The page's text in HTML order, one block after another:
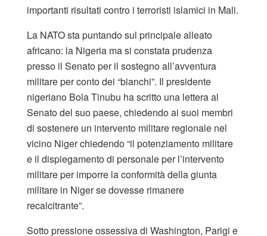
importanti risultati contro i terroristi islamici in Mali.
La NATO sta puntando sul principale alleato
africano: la Nigeria ma si constata prudenza
presso il Senato per il sostegno all’avventura
militare per conto dei “bianchi”. Il presidente
nigeriano Bola Tinubu ha scritto una lettera al
Senato del suo paese, chiedendo ai suoi membri
di sostenere un intervento militare regionale nel
vicino Niger chiedendo “il potenziamento militare
e il dispiegamento di personale per l’intervento
militare per imporre la conformità della giunta
militare in Niger se dovesse rimanere
recalcitrante”.
Sotto pressione ossessiva di Washington, Parigi e